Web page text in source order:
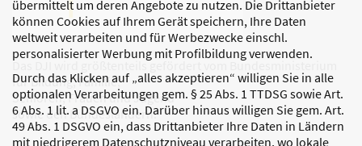
übermittelt um deren Angebote zu nutzen. Die Drittanbieter
können Cookies auf Ihrem Gerät speichern, Ihre Daten
weltweit verarbeiten und für Werbezwecke einschl.
personalisierter Werbung mit Profilbildung verwenden.
Durch das Klicken auf „alles akzeptieren“ willigen Sie in alle
optionalen Verarbeitungen gem. § 25 Abs. 1 TTDSG sowie Art.
6 Abs. 1 lit. a DSGVO ein. Darüber hinaus willigen Sie gem. Art.
49 Abs. 1 DSGVO ein, dass Drittanbieter Ihre Daten in Ländern
mit niedrigerem Datenschutzniveau verarbeiten, wo lokale
Das DJI wird größtenteils gefördert vom Bundesministerium
für Bildung, Familie,
Senioren, Frauen und Jugend
sowie den Bundesländern.